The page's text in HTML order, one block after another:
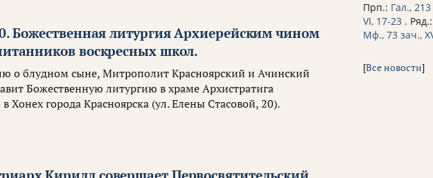
Божественная литургия Архиерейским чином
воскресных школ.
о блудном сыне, Митрополит Красноярский и Ачинский
Божественную литургию в храме Архистратига
Хонех города Красноярска (ул. Елены Стасовой, 20).
Прп.: Гал.,
VI, 17-23 . Ряд.:
Мф., 73 зач.,
[Все новости]